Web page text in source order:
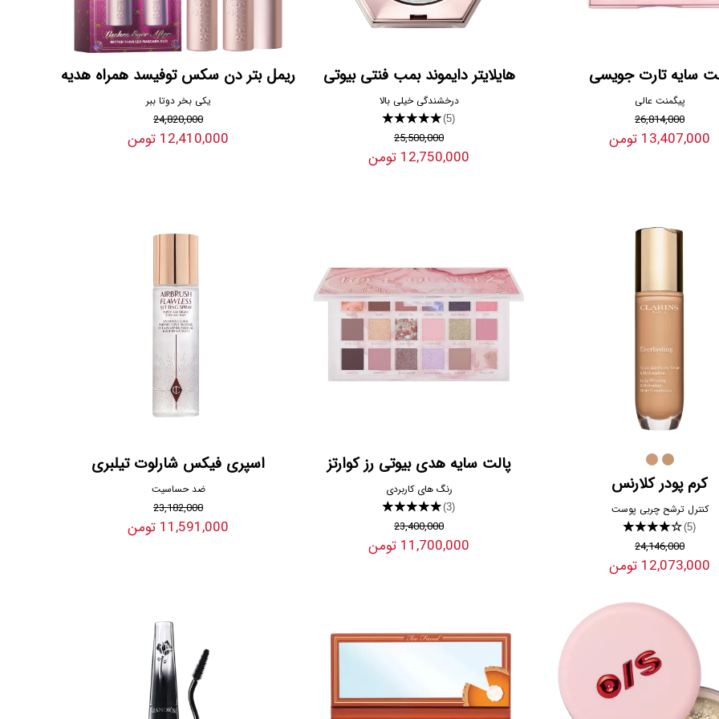
سایه تارت جویسی
پیگمنت عالی
26,814,000
13,407,000 تومن
هایلایتر دایموند بمب فنتی بیوتی
درخشندگی خیلی بالا
★★★★★(5)
25,500,000
12,750,000 تومن
ریمل بتر دن سکس توفیسد همراه هدیه
یکی بخر دوتا ببر
24,820,000
12,410,000 تومن
کرم پودر کلارنس
کنترل ترشح چربی پوست
★★★★★(5)
24,146,000
12,073,000 تومن
پالت سایه هدی بیوتی رز کوارتز
رنگ های کاربردی
★★★★★(3)
23,400,000
11,700,000 تومن
اسپری فیکس شارلوت تیلبری
ضد حساسیت
23,182,000
11,591,000 تومن